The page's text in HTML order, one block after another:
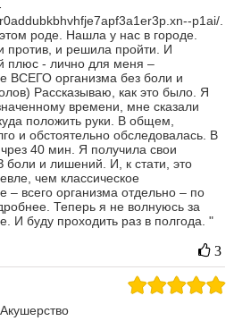
p1ai/.
роде. Нашла у нас в городе.
против, и решила пройти. И
плюс - лично для меня –
ВСЕГО организма без боли и
Рассказываю, как это было. Я
времени, мне сказали
положить руки. В общем,
и обстоятельно обследовалась. В
40 мин. Я получила свои
боли и лишений. И, к стати, это
чем классическое
– всего организма отдельно – по
Теперь я не волнуюсь за
И буду проходить раз в полгода. "
3
Акушерство